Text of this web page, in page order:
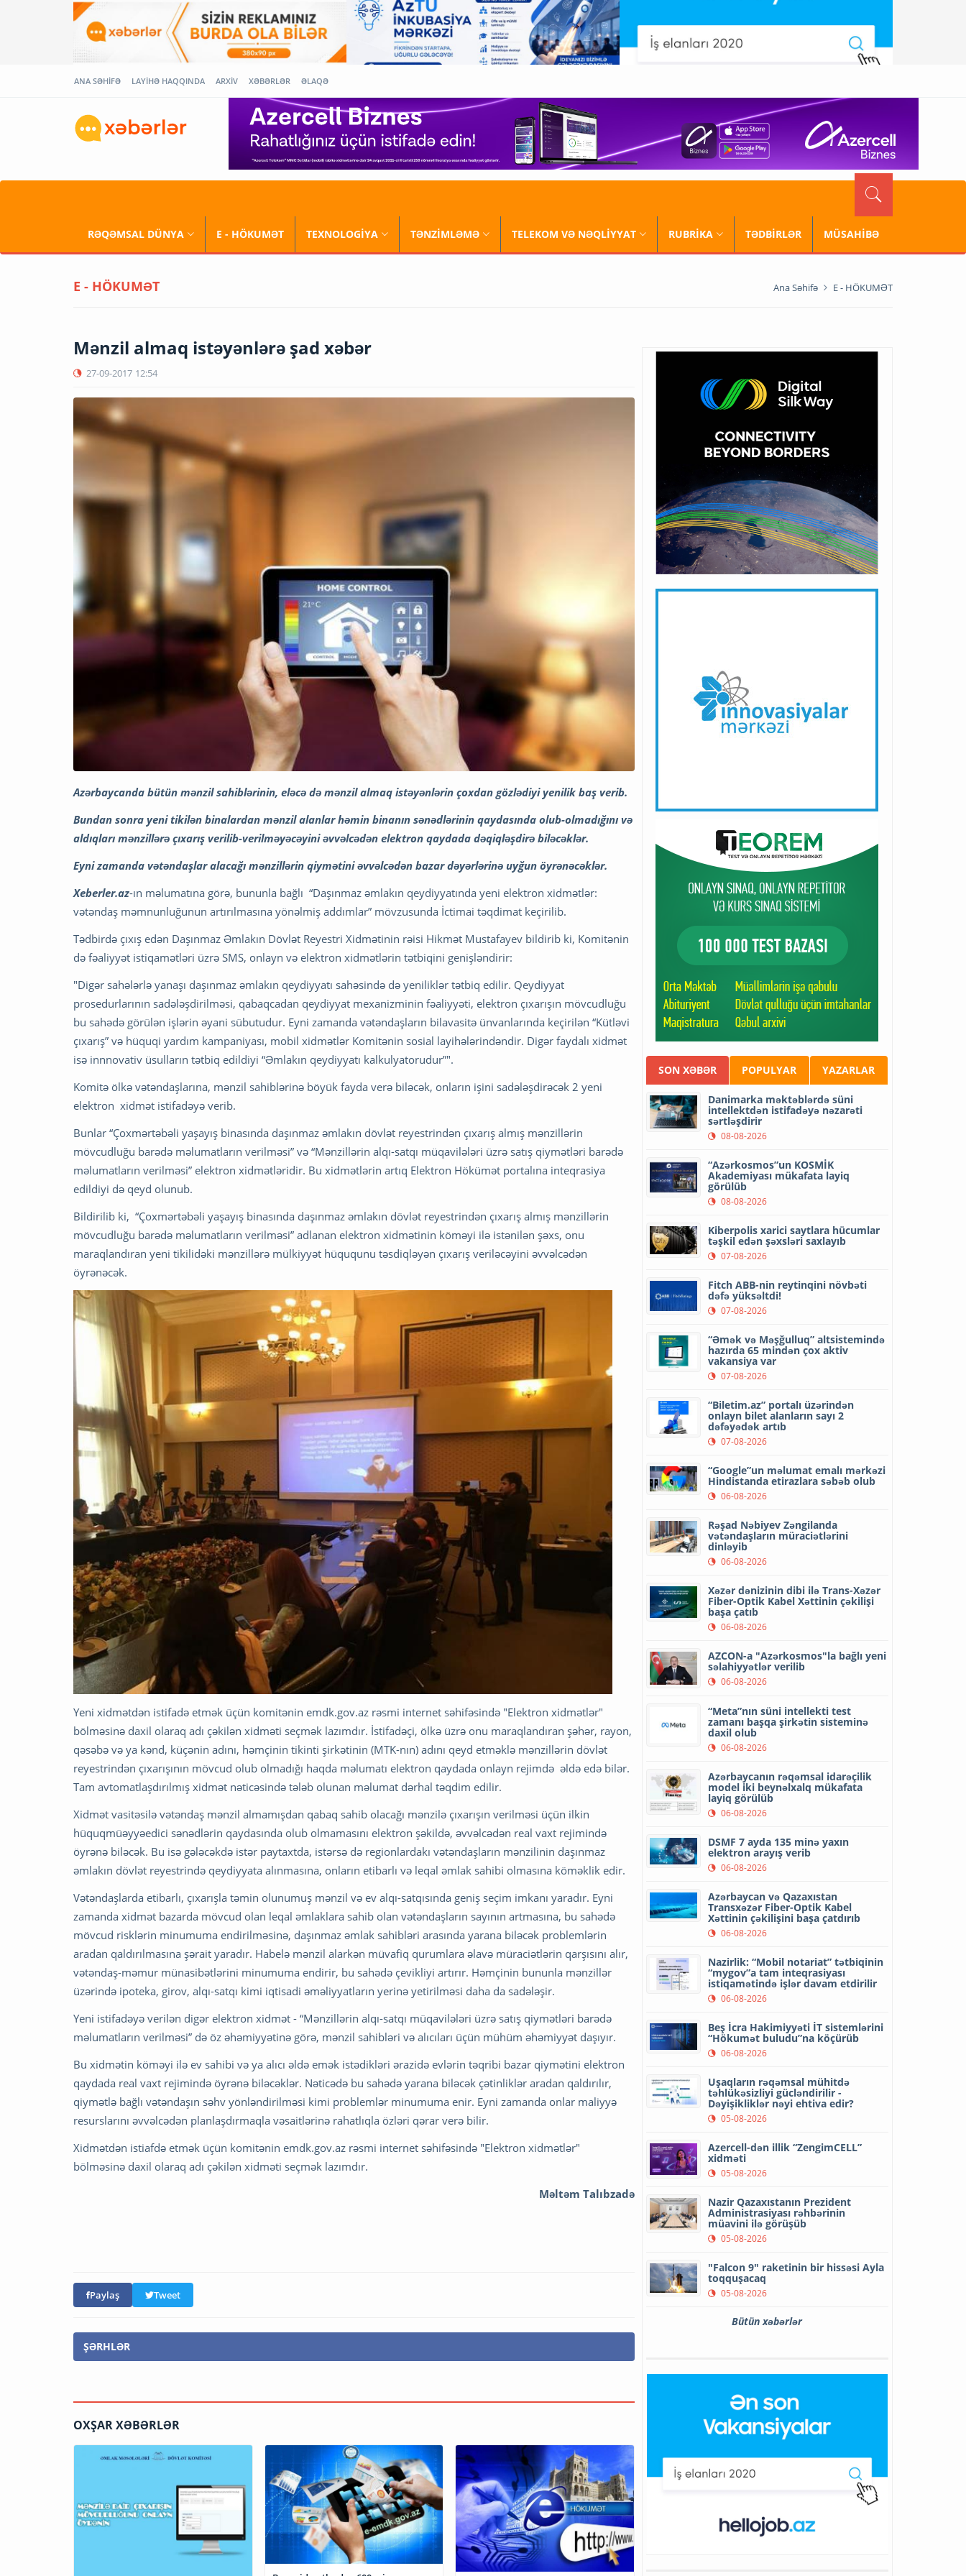
ANA SƏHİFƏ LAYİHƏ HAQQINDA ARXİV XƏBƏRLƏR ƏLAQƏ
RƏQƏMSAL DÜNYA E - HÖKUMƏT TEXNOLOGİYA TƏNZİMLƏMƏ TELEKOM VƏ NƏQLİYYAT RUBRİKA TƏDBİRLƏR MÜSAHİBƏ
E - HÖKUMƏT Ana Səhifə E - HÖKUMƏT
Mənzil almaq istəyənlərə şad xəbər
27-09-2017 12:54
Azərbaycanda bütün mənzil sahiblərinin, eləcə də mənzil almaq istəyənlərin çoxdan gözlədiyi yenilik baş verib.
Bundan sonra yeni tikilən binalardan mənzil alanlar həmin binanın sənədlərinin qaydasında olub-olmadığını və
aldıqları mənzillərə çıxarış verilib-verilməyəcəyini əvvəlcədən elektron qaydada dəqiqləşdirə biləcəklər.
Eyni zamanda vətəndaşlar alacağı mənzillərin qiymətini əvvəlcədən bazar dəyərlərinə uyğun öyrənəcəklər.
Xeberler.az-ın məlumatına görə, bununla bağlı “Daşınmaz əmlakın qeydiyyatında yeni elektron xidmətlər:
vətəndaş məmnunluğunun artırılmasına yönəlmiş addımlar” mövzusunda İctimai təqdimat keçirilib.
Tədbirdə çıxış edən Daşınmaz Əmlakın Dövlət Reyestri Xidmətinin rəisi Hikmət Mustafayev bildirib ki, Komitənin
də fəaliyyət istiqamətləri üzrə SMS, onlayn və elektron xidmətlərin tətbiqini genişləndirir:
"Digər sahələrlə yanaşı daşınmaz əmlakın qeydiyyatı sahəsində də yeniliklər tətbiq edilir. Qeydiyyat
prosedurlarının sadələşdirilməsi, qabaqcadan qeydiyyat mexanizminin fəaliyyəti, elektron çıxarışın mövcudluğu
bu sahədə görülən işlərin əyani sübutudur. Eyni zamanda vətəndaşların bilavasitə ünvanlarında keçirilən “Kütləvi
çıxarış” və hüquqi yardım kampaniyası, mobil xidmətlər Komitənin sosial layihələrindəndir. Digər faydalı xidmət
isə innnovativ üsulların tətbiq edildiyi “Əmlakın qeydiyyatı kalkulyatorudur”".
Komitə ölkə vətəndaşlarına, mənzil sahiblərinə böyük fayda verə biləcək, onların işini sadələşdirəcək 2 yeni
elektron xidmət istifadəyə verib.
Bunlar “Çoxmərtəbəli yaşayış binasında daşınmaz əmlakın dövlət reyestrindən çıxarış almış mənzillərin
mövcudluğu barədə məlumatların verilməsi” və “Mənzillərin alqı-satqı müqavilələri üzrə satış qiymətləri barədə
məlumatların verilməsi” elektron xidmətləridir. Bu xidmətlərin artıq Elektron Hökümət portalına inteqrasiya
edildiyi də qeyd olunub.
Bildirilib ki, “Çoxmərtəbəli yaşayış binasında daşınmaz əmlakın dövlət reyestrindən çıxarış almış mənzillərin
mövcudluğu barədə məlumatların verilməsi” adlanan elektron xidmətinin köməyi ilə istənilən şəxs, onu
maraqlandıran yeni tikilidəki mənzillərə mülkiyyət hüququnu təsdiqləyən çıxarış veriləcəyini əvvəlcədən
öyrənəcək.
Yeni xidmətdən istifadə etmək üçün komitənin emdk.gov.az rəsmi internet səhifəsində "Elektron xidmətlər"
bölməsinə daxil olaraq adı çəkilən xidməti seçmək lazımdır. İstifadəçi, ölkə üzrə onu maraqlandıran şəhər, rayon,
qəsəbə və ya kənd, küçənin adını, həmçinin tikinti şirkətinin (MTK-nın) adını qeyd etməklə mənzillərin dövlət
reyestrindən çıxarışının mövcud olub olmadığı haqda məlumatı elektron qaydada onlayn rejimdə əldə edə bilər.
Tam avtomatlaşdırılmış xidmət nəticəsində tələb olunan məlumat dərhal təqdim edilir.
Xidmət vasitəsilə vətəndaş mənzil almamışdan qabaq sahib olacağı mənzilə çıxarışın verilməsi üçün ilkin
hüquqmüəyyəedici sənədlərin qaydasında olub olmamasını elektron şəkildə, əvvəlcədən real vaxt rejimində
öyrənə biləcək. Bu isə gələcəkdə istər paytaxtda, istərsə də regionlardakı vətəndaşların mənzilinin daşınmaz
əmlakın dövlət reyestrində qeydiyyata alınmasına, onların etibarlı və leqal əmlak sahibi olmasına köməklik edir.
Vətəndaşlarda etibarlı, çıxarışla təmin olunumuş mənzil və ev alqı-satqısında geniş seçim imkanı yaradır. Eyni
zamanda xidmət bazarda mövcud olan leqal əmlaklara sahib olan vətəndaşların sayının artmasına, bu sahədə
mövcud risklərin minumuma endirilməsinə, daşınmaz əmlak sahibləri arasında yarana biləcək problemlərin
aradan qaldırılmasına şərait yaradır. Habelə mənzil alarkən müvafiq qurumlara əlavə müraciətlərin qarşısını alır,
vətəndaş-məmur münasibətlərini minumuma endirir, bu sahədə çevikliyi artırır. Həmçinin bununla mənzillər
üzərində ipoteka, girov, alqı-satqı kimi iqtisadi əməliyyatların yerinə yetirilməsi daha da sadələşir.
Yeni istifadəyə verilən digər elektron xidmət - “Mənzillərin alqı-satqı müqavilələri üzrə satış qiymətləri barədə
məlumatların verilməsi” də öz əhəmiyyətinə görə, mənzil sahibləri və alıcıları üçün mühüm əhəmiyyət daşıyır.
Bu xidmətin köməyi ilə ev sahibi və ya alıcı əldə emək istədikləri ərazidə evlərin təqribi bazar qiymətini elektron
qaydada real vaxt rejimində öyrənə biləcəklər. Nəticədə bu sahədə yarana biləcək çətinliklər aradan qaldırılır,
qiymətlə bağlı vətəndaşın səhv yönləndirilməsi kimi problemlər minumuma enir. Eyni zamanda onlar maliyyə
resurslarını əvvəlcədən planlaşdırmaqla vəsaitlərinə rahatlıqla özləri qərar verə bilir.
Xidmətdən istiafdə etmək üçün komitənin emdk.gov.az rəsmi internet səhifəsində "Elektron xidmətlər"
bölməsinə daxil olaraq adı çəkilən xidməti seçmək lazımdır.
Məltəm Talıbzadə
Paylaş Tweet
ŞƏRHLƏR
OXŞAR XƏBƏRLƏR
SON XƏBƏR POPULYAR YAZARLAR
Danimarka məktəblərdə süni
intellektdən istifadəyə nəzarəti
sərtləşdirir
08-08-2026
“Azərkosmos”un KOSMİK
Akademiyası mükafata layiq
görülüb
08-08-2026
Kiberpolis xarici saytlara hücumlar
təşkil edən şəxsləri saxlayıb
07-08-2026
Fitch ABB-nin reytinqini növbəti
dəfə yüksəltdi!
07-08-2026
“Əmək və Məşğulluq” altsistemində
hazırda 65 mindən çox aktiv
vakansiya var
07-08-2026
“Biletim.az” portalı üzərindən
onlayn bilet alanların sayı 2
dəfəyədək artıb
07-08-2026
“Google”un məlumat emalı mərkəzi
Hindistanda etirazlara səbəb olub
06-08-2026
Rəşad Nəbiyev Zəngilanda
vətəndaşların müraciətlərini
dinləyib
06-08-2026
Xəzər dənizinin dibi ilə Trans-Xəzər
Fiber-Optik Kabel Xəttinin çəkilişi
başa çatıb
06-08-2026
AZCON-a "Azərkosmos"la bağlı yeni
səlahiyyətlər verilib
06-08-2026
“Meta”nın süni intellekti test
zamanı başqa şirkətin sisteminə
daxil olub
06-08-2026
Azərbaycanın rəqəmsal idarəçilik
model iki beynəlxalq mükafata
layiq görülüb
06-08-2026
DSMF 7 ayda 135 minə yaxın
elektron arayış verib
06-08-2026
Azərbaycan və Qazaxıstan
Transxəzər Fiber-Optik Kabel
Xəttinin çəkilişini başa çatdırıb
06-08-2026
Nazirlik: “Mobil notariat” tətbiqinin
“mygov”a tam inteqrasiyası
istiqamətində işlər davam etdirilir
06-08-2026
Beş İcra Hakimiyyəti İT sistemlərini
“Hökumət buludu”na köçürüb
06-08-2026
Uşaqların rəqəmsal mühitdə
təhlükəsizliyi gücləndirilir -
Dəyişikliklər nəyi ehtiva edir?
05-08-2026
Azercell-dən illik “ZengimCELL”
xidməti
05-08-2026
Nazir Qazaxıstanın Prezident
Administrasiyası rəhbərinin
müavini ilə görüşüb
05-08-2026
"Falcon 9" raketinin bir hissəsi Ayla
toqquşacaq
05-08-2026
Bütün xəbərlər